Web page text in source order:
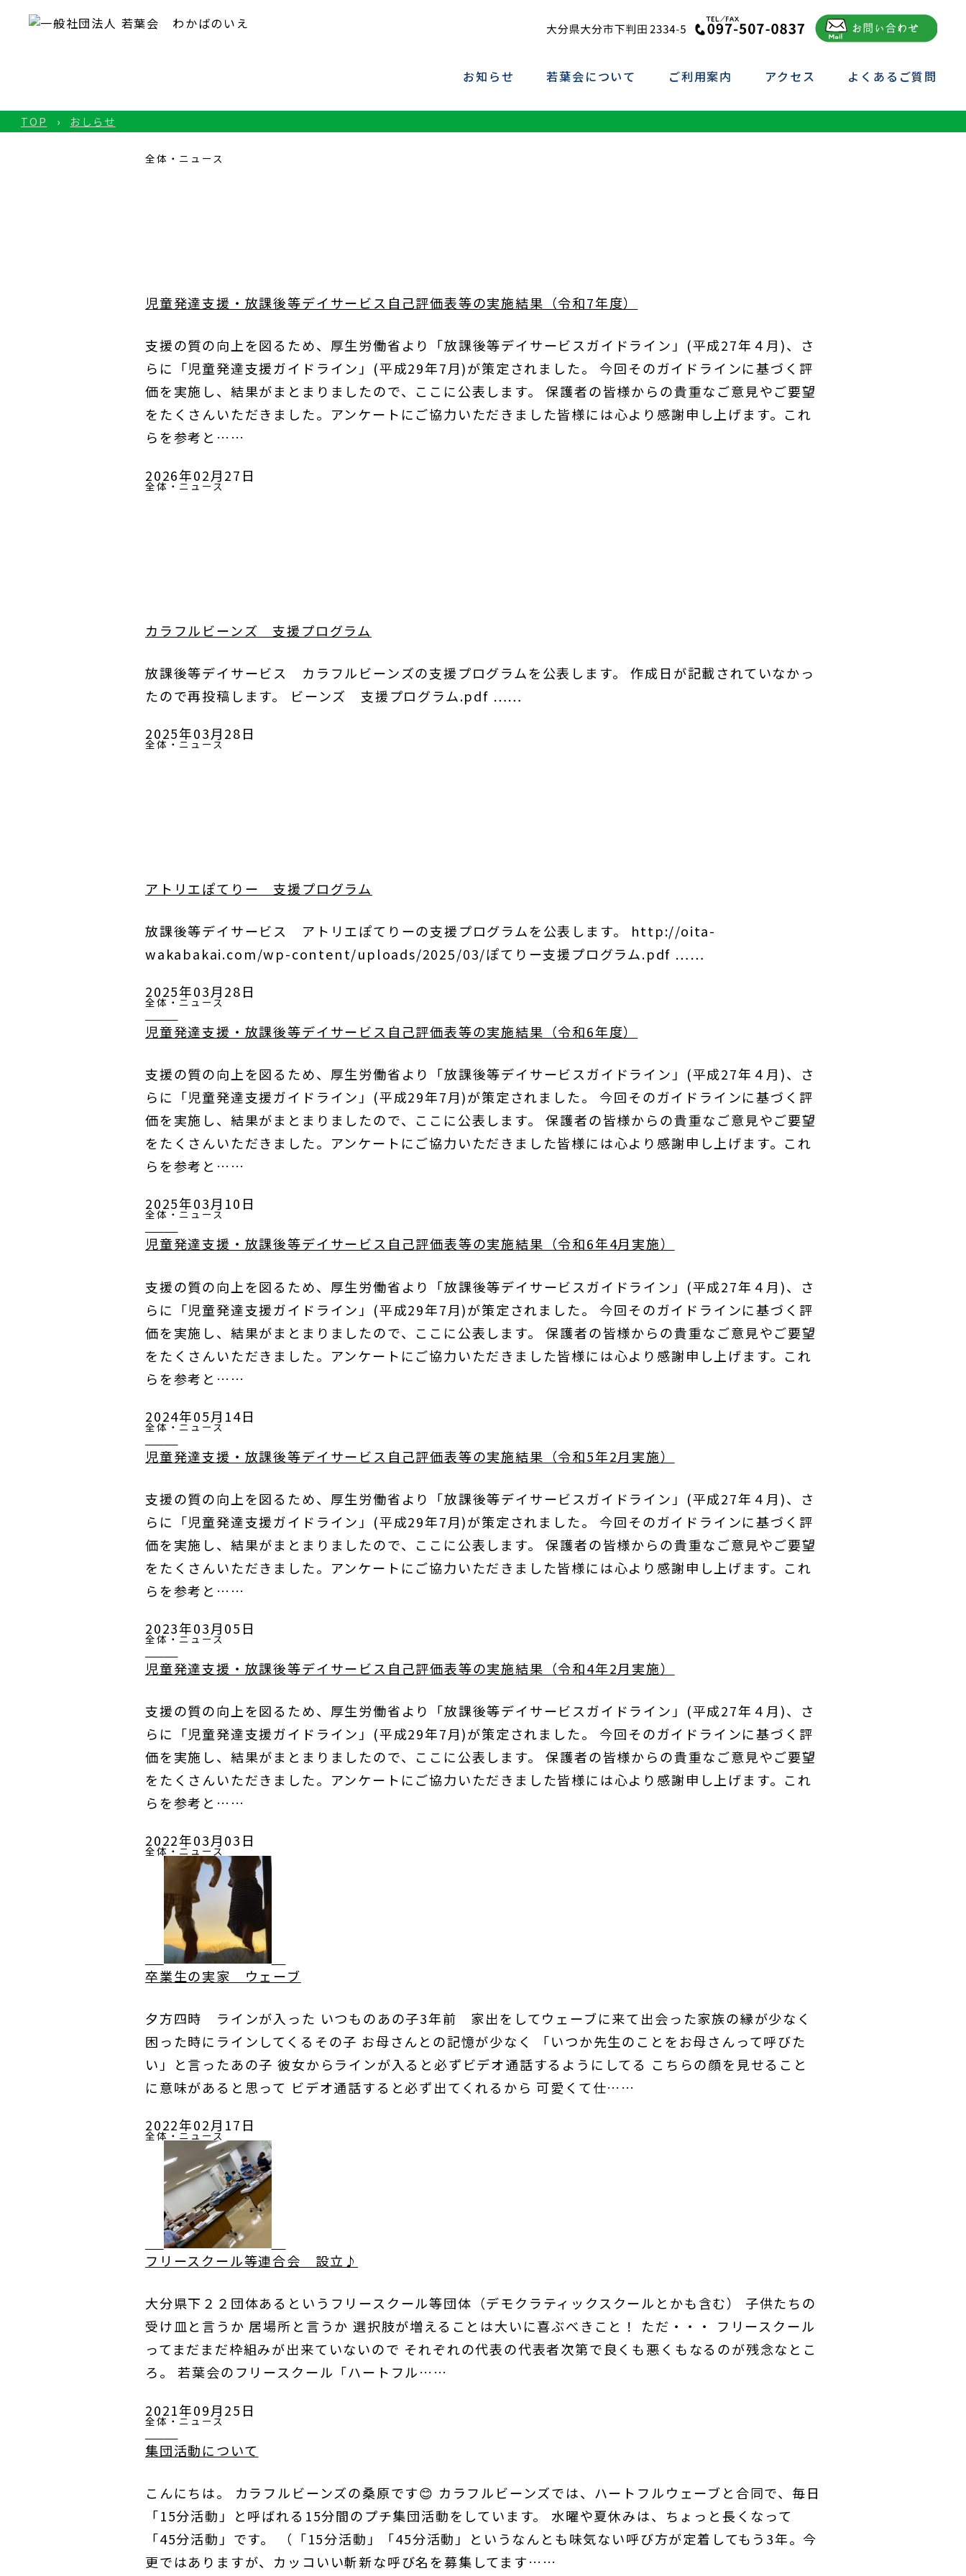
お知らせ 若葉会について ご利用案内 アクセス よくあるご質問
TOP おしらせ
全体・ニュース
児童発達支援・放課後等デイサービス自己評価表等の実施結果（令和7年度）
支援の質の向上を図るため、厚生労働省より「放課後等デイサービスガイドライン」(平成27年４月)、さ
らに「児童発達支援ガイドライン」(平成29年7月)が策定されました。 今回そのガイドラインに基づく評
価を実施し、結果がまとまりましたので、ここに公表します。 保護者の皆様からの貴重なご意見やご要望
をたくさんいただきました。アンケートにご協力いただきました皆様には心より感謝申し上げます。これ
らを参考と……
2026年02月27日
全体・ニュース
カラフルビーンズ 支援プログラム
放課後等デイサービス カラフルビーンズの支援プログラムを公表します。 作成日が記載されていなかっ
たので再投稿します。 ビーンズ 支援プログラム.pdf ……
2025年03月28日
全体・ニュース
アトリエぽてりー 支援プログラム
放課後等デイサービス アトリエぽてりーの支援プログラムを公表します。 http://oita-
wakabakai.com/wp-content/uploads/2025/03/ぽてりー支援プログラム.pdf ……
2025年03月28日
全体・ニュース
児童発達支援・放課後等デイサービス自己評価表等の実施結果（令和6年度）
支援の質の向上を図るため、厚生労働省より「放課後等デイサービスガイドライン」(平成27年４月)、さ
らに「児童発達支援ガイドライン」(平成29年7月)が策定されました。 今回そのガイドラインに基づく評
価を実施し、結果がまとまりましたので、ここに公表します。 保護者の皆様からの貴重なご意見やご要望
をたくさんいただきました。アンケートにご協力いただきました皆様には心より感謝申し上げます。これ
らを参考と……
2025年03月10日
全体・ニュース
児童発達支援・放課後等デイサービス自己評価表等の実施結果（令和6年4月実施）
支援の質の向上を図るため、厚生労働省より「放課後等デイサービスガイドライン」(平成27年４月)、さ
らに「児童発達支援ガイドライン」(平成29年7月)が策定されました。 今回そのガイドラインに基づく評
価を実施し、結果がまとまりましたので、ここに公表します。 保護者の皆様からの貴重なご意見やご要望
をたくさんいただきました。アンケートにご協力いただきました皆様には心より感謝申し上げます。これ
らを参考と……
2024年05月14日
全体・ニュース
児童発達支援・放課後等デイサービス自己評価表等の実施結果（令和5年2月実施）
支援の質の向上を図るため、厚生労働省より「放課後等デイサービスガイドライン」(平成27年４月)、さ
らに「児童発達支援ガイドライン」(平成29年7月)が策定されました。 今回そのガイドラインに基づく評
価を実施し、結果がまとまりましたので、ここに公表します。 保護者の皆様からの貴重なご意見やご要望
をたくさんいただきました。アンケートにご協力いただきました皆様には心より感謝申し上げます。これ
らを参考と……
2023年03月05日
全体・ニュース
児童発達支援・放課後等デイサービス自己評価表等の実施結果（令和4年2月実施）
支援の質の向上を図るため、厚生労働省より「放課後等デイサービスガイドライン」(平成27年４月)、さ
らに「児童発達支援ガイドライン」(平成29年7月)が策定されました。 今回そのガイドラインに基づく評
価を実施し、結果がまとまりましたので、ここに公表します。 保護者の皆様からの貴重なご意見やご要望
をたくさんいただきました。アンケートにご協力いただきました皆様には心より感謝申し上げます。これ
らを参考と……
2022年03月03日
全体・ニュース
卒業生の実家 ウェーブ
夕方四時 ラインが入った いつものあの子3年前 家出をしてウェーブに来て出会った家族の縁が少なく
困った時にラインしてくるその子 お母さんとの記憶が少なく 「いつか先生のことをお母さんって呼びた
い」と言ったあの子 彼女からラインが入ると必ずビデオ通話するようにしてる こちらの顔を見せること
に意味があると思って ビデオ通話すると必ず出てくれるから 可愛くて仕……
2022年02月17日
全体・ニュース
フリースクール等連合会 設立♪
大分県下２２団体あるというフリースクール等団体（デモクラティックスクールとかも含む） 子供たちの
受け皿と言うか 居場所と言うか 選択肢が増えることは大いに喜ぶべきこと！ ただ・・・ フリースクール
ってまだまだ枠組みが出来ていないので それぞれの代表の代表者次第で良くも悪くもなるのが残念なとこ
ろ。 若葉会のフリースクール「ハートフル……
2021年09月25日
全体・ニュース
集団活動について
こんにちは。 カラフルビーンズの桑原です😊 カラフルビーンズでは、ハートフルウェーブと合同で、毎日
「15分活動」と呼ばれる15分間のプチ集団活動をしています。 水曜や夏休みは、ちょっと長くなって
「45分活動」です。 （「15分活動」「45分活動」というなんとも味気ない呼び方が定着してもう3年。今
更ではありますが、カッコいい斬新な呼び名を募集してます……